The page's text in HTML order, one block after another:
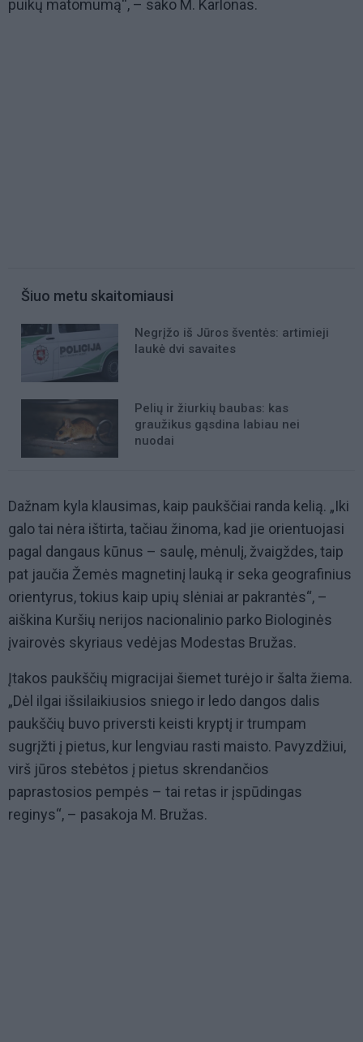
puikų matomumą“, – sako M. Karlonas.
Šiuo metu skaitomiausi
Negrįžo iš Jūros šventės: artimieji
laukė dvi savaites
Pelių ir žiurkių baubas: kas
graužikus gąsdina labiau nei
nuodai
Dažnam kyla klausimas, kaip paukščiai randa kelią. „Iki
galo tai nėra ištirta, tačiau žinoma, kad jie orientuojasi
pagal dangaus kūnus – saulę, mėnulį, žvaigždes, taip
pat jaučia Žemės magnetinį lauką ir seka geografinius
orientyrus, tokius kaip upių slėniai ar pakrantės“, –
aiškina Kuršių nerijos nacionalinio parko Biologinės
įvairovės skyriaus vedėjas Modestas Bružas.
Įtakos paukščių migracijai šiemet turėjo ir šalta žiema.
„Dėl ilgai išsilaikiusios sniego ir ledo dangos dalis
paukščių buvo priversti keisti kryptį ir trumpam
sugrįžti į pietus, kur lengviau rasti maisto. Pavyzdžiui,
virš jūros stebėtos į pietus skrendančios
paprastosios pempės – tai retas ir įspūdingas
reginys“, – pasakoja M. Bružas.